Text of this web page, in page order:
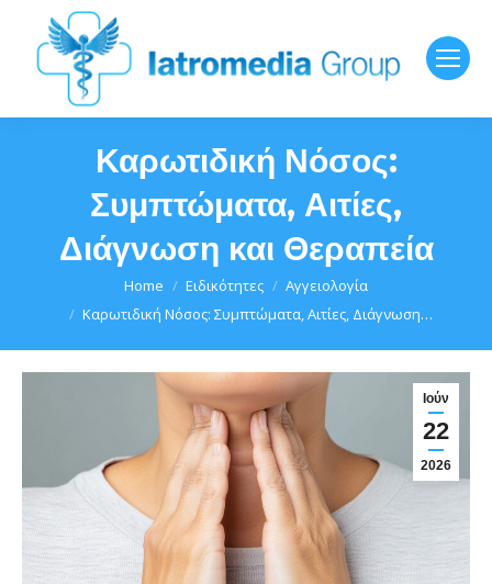
Καρωτιδική Νόσος:
Συμπτώματα, Αιτίες,
Διάγνωση και Θεραπεία
Home Ειδικότητες
Αγγειολογία
Καρωτιδική Νόσος: Συμπτώματα, Αιτίες, Διάγνωση…
Ιούν
22
2026